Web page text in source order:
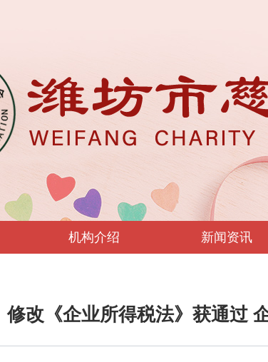
机构介绍 新闻资讯
修改《企业所得税法》获通过